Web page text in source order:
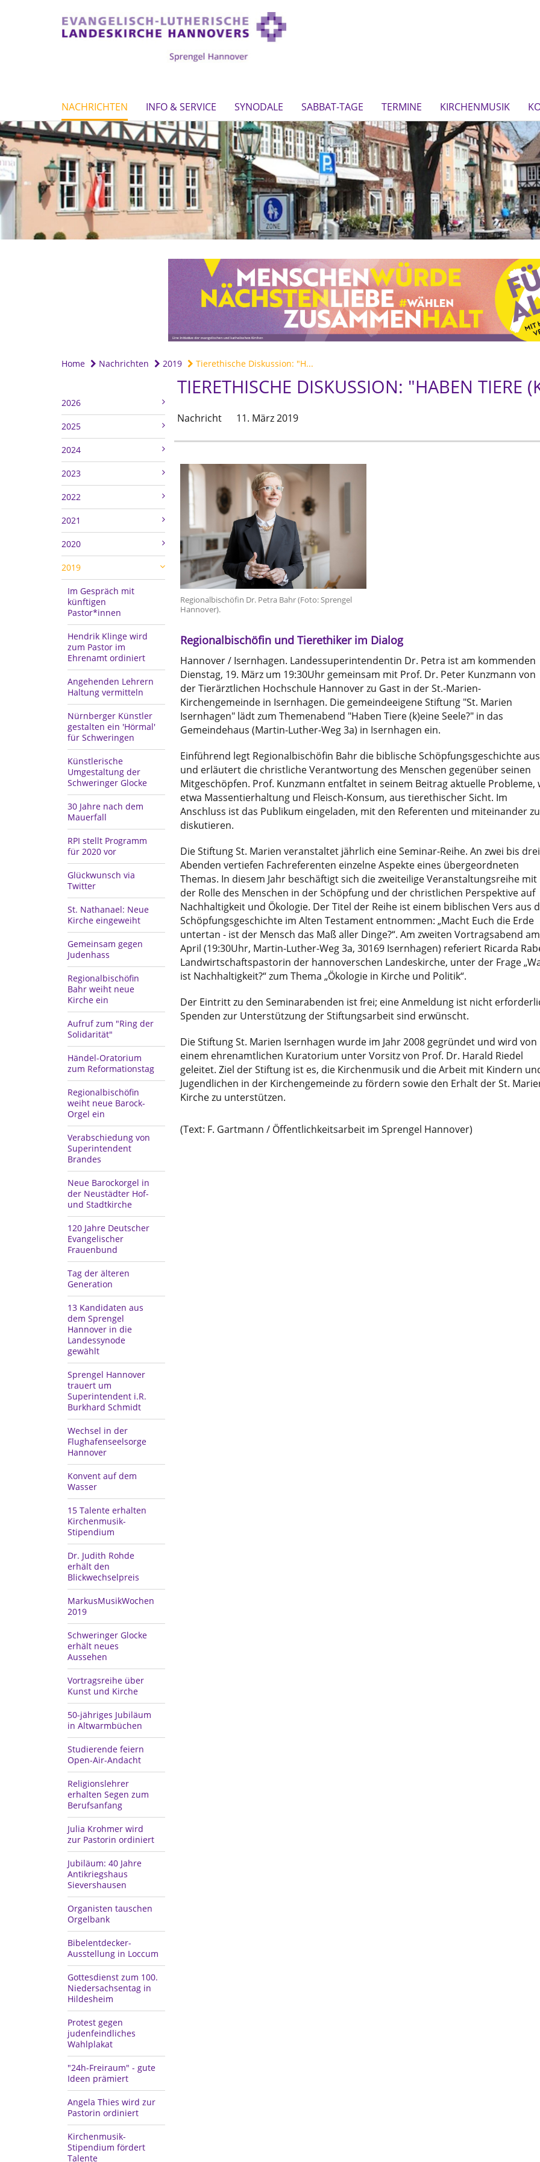
NACHRICHTEN INFO & SERVICE SYNODALE SABBAT-TAGE TERMINE KIRCHENMUSIK
Home Nachrichten 2019 Tierethische Diskussion: "H...
2026
2025
2024
2023
2022
2021
2020
2019
Im Gespräch mit
künftigen
Pastor*innen
Hendrik Klinge wird
zum Pastor im
Ehrenamt ordiniert
Angehenden Lehrern
Haltung vermitteln
Nürnberger Künstler
gestalten ein 'Hörmal'
für Schweringen
Künstlerische
Umgestaltung der
Schweringer Glocke
30 Jahre nach dem
Mauerfall
RPI stellt Programm
für 2020 vor
Glückwunsch via
Twitter
St. Nathanael: Neue
Kirche eingeweiht
Gemeinsam gegen
Judenhass
Regionalbischöfin
Bahr weiht neue
Kirche ein
Aufruf zum "Ring der
Solidarität"
Händel-Oratorium
zum Reformationstag
Regionalbischöfin
weiht neue Barock-
Orgel ein
Verabschiedung von
Superintendent
Brandes
Neue Barockorgel in
der Neustädter Hof-
und Stadtkirche
120 Jahre Deutscher
Evangelischer
Frauenbund
Tag der älteren
Generation
13 Kandidaten aus
dem Sprengel
Hannover in die
Landessynode
gewählt
Sprengel Hannover
trauert um
Superintendent i.R.
Burkhard Schmidt
Wechsel in der
Flughafenseelsorge
Hannover
Konvent auf dem
Wasser
15 Talente erhalten
Kirchenmusik-
Stipendium
Dr. Judith Rohde
erhält den
Blickwechselpreis
MarkusMusikWochen
2019
Schweringer Glocke
erhält neues
Aussehen
Vortragsreihe über
Kunst und Kirche
50-jähriges Jubiläum
in Altwarmbüchen
Studierende feiern
Open-Air-Andacht
Religionslehrer
erhalten Segen zum
Berufsanfang
Julia Krohmer wird
zur Pastorin ordiniert
Jubiläum: 40 Jahre
Antikriegshaus
Sievershausen
Organisten tauschen
Orgelbank
Bibelentdecker-
Ausstellung in Loccum
Gottesdienst zum 100.
Niedersachsentag in
Hildesheim
Protest gegen
judenfeindliches
Wahlplakat
"24h-Freiraum" - gute
Ideen prämiert
Angela Thies wird zur
Pastorin ordiniert
Kirchenmusik-
Stipendium fördert
Talente
TIERETHISCHE DISKUSSION: "HABEN TIERE
Nachricht 11. März 2019
Regionalbischöfin Dr. Petra Bahr (Foto: Sprengel
Hannover).
Regionalbischöfin und Tierethiker im Dialog
Hannover / Isernhagen. Landessuperintendentin Dr. Petra ist am kommenden
Dienstag, 19. März um 19:30Uhr gemeinsam mit Prof. Dr. Peter Kunzmann von
der Tierärztlichen Hochschule Hannover zu Gast in der St.-Marien-
Kirchengemeinde in Isernhagen. Die gemeindeeigene Stiftung "St. Marien
Isernhagen" lädt zum Themenabend "Haben Tiere (k)eine Seele?" in das
Gemeindehaus (Martin-Luther-Weg 3a) in Isernhagen ein.
Einführend legt Regionalbischöfin Bahr die biblische Schöpfungsgeschichte aus
und erläutert die christliche Verantwortung des Menschen gegenüber seinen
Mitgeschöpfen. Prof. Kunzmann entfaltet in seinem Beitrag aktuelle Probleme,
etwa Massentierhaltung und Fleisch-Konsum, aus tierethischer Sicht. Im
Anschluss ist das Publikum eingeladen, mit den Referenten und miteinander zu
diskutieren.
Die Stiftung St. Marien veranstaltet jährlich eine Seminar-Reihe. An zwei bis drei
Abenden vertiefen Fachreferenten einzelne Aspekte eines übergeordneten
Themas. In diesem Jahr beschäftigt sich die zweiteilige Veranstaltungsreihe mit
der Rolle des Menschen in der Schöpfung und der christlichen Perspektive auf
Nachhaltigkeit und Ökologie. Der Titel der Reihe ist einem biblischen Vers aus
Schöpfungsgeschichte im Alten Testament entnommen: „Macht Euch die Erde
untertan - ist der Mensch das Maß aller Dinge?“. Am zweiten Vortragsabend
April (19:30Uhr, Martin-Luther-Weg 3a, 30169 Isernhagen) referiert Ricarda
Landwirtschaftspastorin der hannoverschen Landeskirche, unter der Frage
ist Nachhaltigkeit?“ zum Thema „Ökologie in Kirche und Politik“.
Der Eintritt zu den Seminarabenden ist frei; eine Anmeldung ist nicht
Spenden zur Unterstützung der Stiftungsarbeit sind erwünscht.
Die Stiftung St. Marien Isernhagen wurde im Jahr 2008 gegründet und wird von
einem ehrenamtlichen Kuratorium unter Vorsitz von Prof. Dr. Harald Riedel
geleitet. Ziel der Stiftung ist es, die Kirchenmusik und die Arbeit mit Kindern
Jugendlichen in der Kirchengemeinde zu fördern sowie den Erhalt der St.
Kirche zu unterstützen.
(Text: F. Gartmann / Öffentlichkeitsarbeit im Sprengel Hannover)